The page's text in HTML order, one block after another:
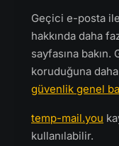
Geçici e-posta
hakkında daha
sayfasına
koruduğuna
güvenlik genel
temp-mail.you
kullanılabilir.